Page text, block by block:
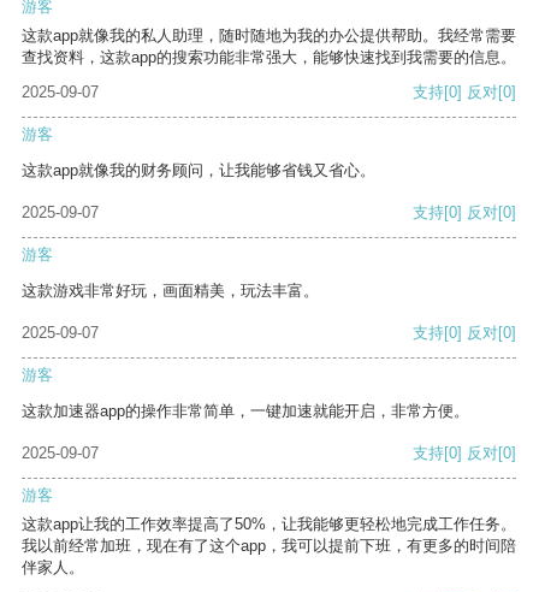
游客
这款app就像我的私人助理，随时随地为我的办公提供帮助。我经常需要
查找资料，这款app的搜索功能非常强大，能够快速找到我需要的信息。
2025-09-07
支持[0] 反对[0]
游客
这款app就像我的财务顾问，让我能够省钱又省心。
2025-09-07 支持[0] 反对[0]
游客
这款游戏非常好玩，画面精美，玩法丰富。
2025-09-07 支持[0] 反对[0]
游客
这款加速器app的操作非常简单，一键加速就能开启，非常方便。
2025-09-07 支持[0] 反对[0]
游客
这款app让我的工作效率提高了50%，让我能够更轻松地完成工作任务。
我以前经常加班，现在有了这个app，我可以提前下班，有更多的时间陪
伴家人。